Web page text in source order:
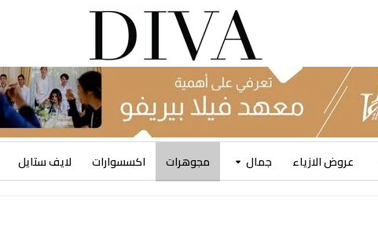
عروض الازياء جمال مجوهرات اكسسوارات لايف ستايل